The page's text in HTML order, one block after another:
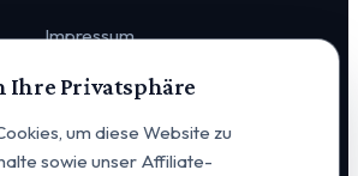
Impressum
Datenschutz
Cookie-Einstellungen
Ihre Privatsphäre
um diese Website zu
sowie unser Affiliate-